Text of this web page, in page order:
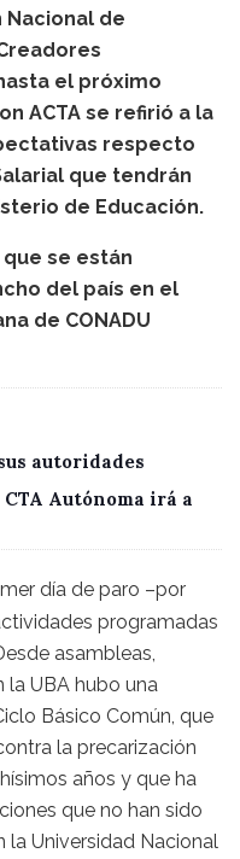
de
el próximo
ACTA se refirió a la
respecto
que tendrán
de Educación.
se están
del país en el
de CONADU
autoridades
Autónoma irá a
día de paro –por
programadas
asambleas,
la UBA hubo una
Básico Común, que
la precarización
años y que ha
que no han sido
la Universidad Nacional